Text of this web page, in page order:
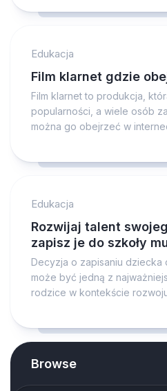
Edukacja
Film klarnet gdzie
Film klarnet to produkcja,
popularności, a wiele osób
można go obejrzeć w
Edukacja
Rozwijaj talent
zapisz je do szkoły
Decyzja o zapisaniu dziecka
może być jedną z
rodzice w kontekście
Browse